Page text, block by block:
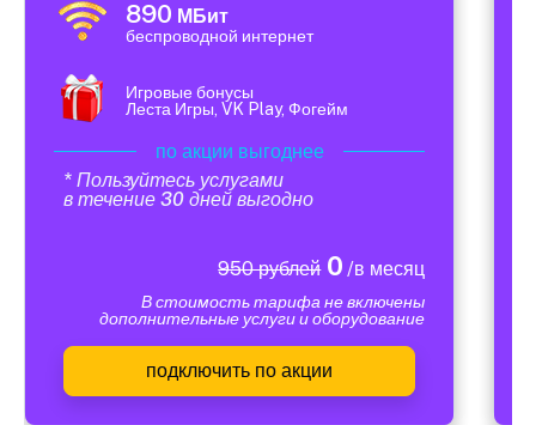
890 МБит
беспроводной интернет
Игровые бонусы
Леста Игры, VK Play, Фогейм
по акции выгоднее
* Пользуйтесь услугами
в течение 30 дней выгодно
950 рублей0 /в месяц
В стоимость тарифа не включены
дополнительные услуги и оборудование
подключить по акции